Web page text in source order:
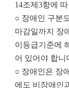
14조제3항에
○ 장애인 구분
마감일까지 장
이등급기준에
어 있어야 합니
○ 장애인은 장
에도 비장애인